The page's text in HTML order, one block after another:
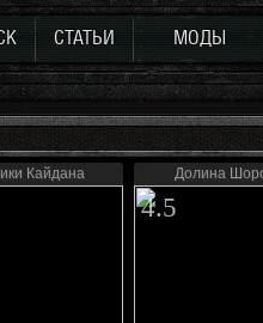
СТАТЬИ МОДЫ
Кайдана Долина
4.5